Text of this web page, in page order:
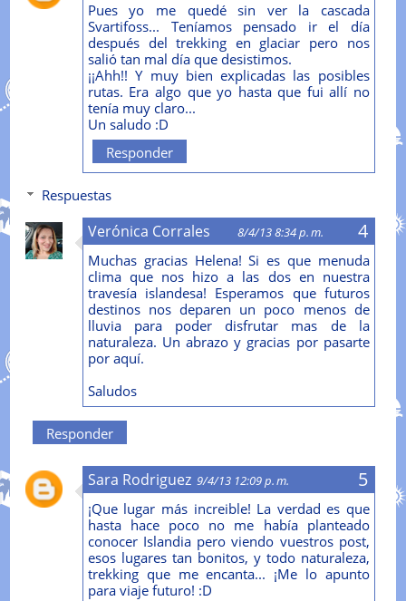
Pues yo me quedé sin ver la cascada
Svartifoss... Teníamos pensado ir el día
después del trekking en glaciar pero nos
salió tan mal día que desistimos.
¡¡Ahh!! Y muy bien explicadas las posibles
rutas. Era algo que yo hasta que fui allí no
tenía muy claro...
Un saludo :D
Responder
Respuestas
Verónica Corrales 8/4/13 8:34 p. m.
Muchas gracias Helena! Si es que menuda
clima que nos hizo a las dos en nuestra
travesía islandesa! Esperamos que futuros
destinos nos deparen un poco menos de
lluvia para poder disfrutar mas de la
naturaleza. Un abrazo y gracias por pasarte
por aquí.
Saludos
Responder
Sara Rodriguez 9/4/13 12:09 p. m.
¡Que lugar más increible! La verdad es que
hasta hace poco no me había planteado
conocer Islandia pero viendo vuestros post,
esos lugares tan bonitos, y todo naturaleza,
trekking que me encanta... ¡Me lo apunto
para viaje futuro! :D